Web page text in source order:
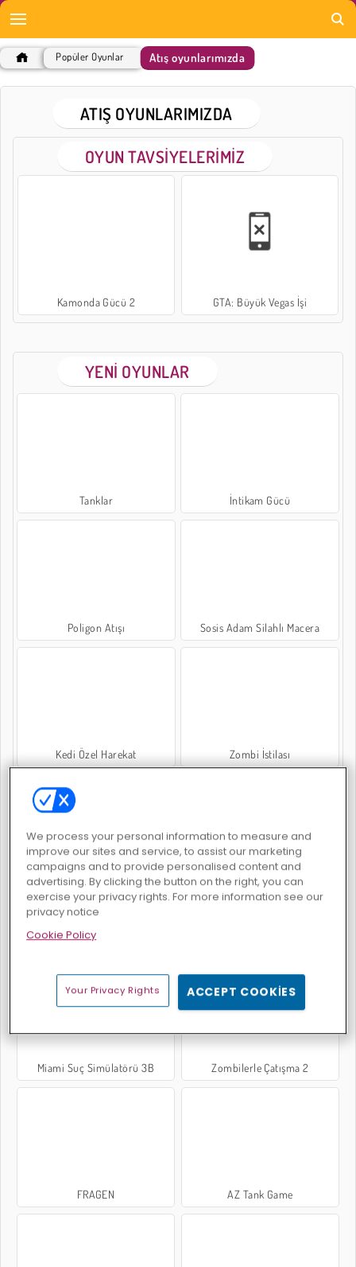
Popüler Oyunlar Atış oyunlarımızda
ATIŞ OYUNLARIMIZDA
OYUN TAVSIYELERIMIZ
Kamonda Gücü 2 GTA: Büyük Vegas İşi
YENI OYUNLAR
Tanklar İntikam Gücü
Poligon Atışı Sosis Adam Silahlı Macera
Kedi Özel Harekat Zombi İstilası
POPULAR GAMES
Combat Strike 2
Miami Suç Simülatörü 3B Zombilerle Çatışma 2
FRAGEN AZ Tank Game
We process your personal information to measure and
improve our sites and service, to assist our marketing
campaigns and to provide personalised content and
advertising. By clicking the button on the right, you can
exercise your privacy rights. For more information see our
privacy notice
Cookie Policy
Your Privacy Rights ACCEPT COOKIES